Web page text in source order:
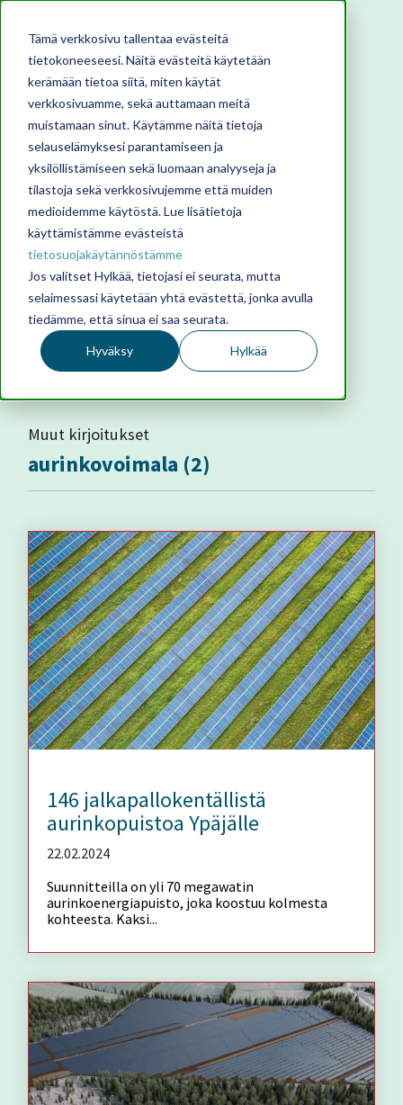
Tämä verkkosivu tallentaa evästeitä
tietokoneeseesi. Näitä evästeitä käytetään
kerämään tietoa siitä, miten käytät
verkkosivuamme, sekä auttamaan meitä
muistamaan sinut. Käytämme näitä tietoja
selauselämyksesi parantamiseen ja
yksilöllistämiseen sekä luomaan analyyseja ja
tilastoja sekä verkkosivujemme että muiden
medioidemme käytöstä. Lue lisätietoja
käyttämistämme evästeistä
tietosuojakäytännöstämme
Jos valitset Hylkää, tietojasi ei seurata, mutta
selaimessasi käytetään yhtä evästettä, jonka avulla
tiedämme, että sinua ei saa seurata.
Hyväksy Hylkää
Ajankohtaista
Muut kirjoitukset
aurinkovoimala (2)
146 jalkapallokentällistä
aurinkopuistoa Ypäjälle
22.02.2024
Suunnitteilla on yli 70 megawatin
aurinkoenergiapuisto, joka koostuu kolmesta
kohteesta. Kaksi...